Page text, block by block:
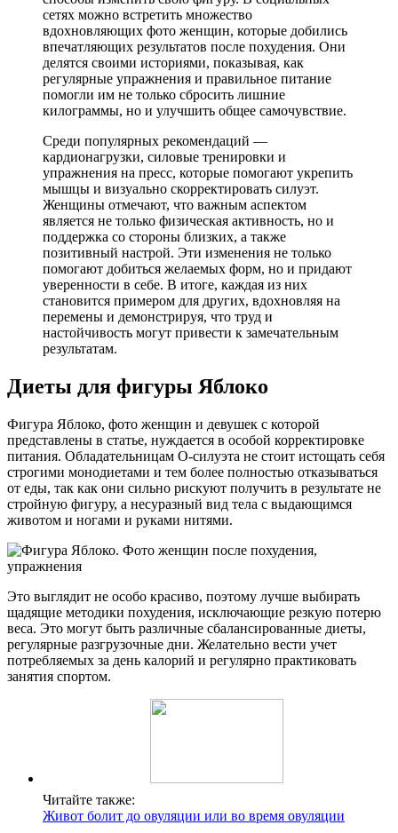
сетях можно встретить множество
вдохновляющих фото женщин, которые добились
впечатляющих результатов после похудения. Они
делятся своими историями, показывая, как
регулярные упражнения и правильное питание
помогли им не только сбросить лишние
килограммы, но и улучшить общее самочувствие.
Среди популярных рекомендаций —
кардионагрузки, силовые тренировки и
упражнения на пресс, которые помогают укрепить
мышцы и визуально скорректировать силуэт.
Женщины отмечают, что важным аспектом
является не только физическая активность, но и
поддержка со стороны близких, а также
позитивный настрой. Эти изменения не только
помогают добиться желаемых форм, но и придают
уверенности в себе. В итоге, каждая из них
становится примером для других, вдохновляя на
перемены и демонстрируя, что труд и
настойчивость могут привести к замечательным
результатам.
Диеты для фигуры Яблоко
Фигура Яблоко, фото женщин и девушек с которой
представлены в статье, нуждается в особой корректировке
питания. Обладательницам О-силуэта не стоит истощать себя
строгими монодиетами и тем более полностью отказываться
от еды, так как они сильно рискуют получить в результате не
стройную фигуру, а несуразный вид тела с выдающимся
животом и ногами и руками нитями.
Это выглядит не особо красиво, поэтому лучше выбирать
щадящие методики похудения, исключающие резкую потерю
веса. Это могут быть различные сбалансированные диеты,
регулярные разгрузочные дни. Желательно вести учет
потребляемых за день калорий и регулярно практиковать
занятия спортом.
Читайте также:
Живот болит до овуляции или во время овуляции